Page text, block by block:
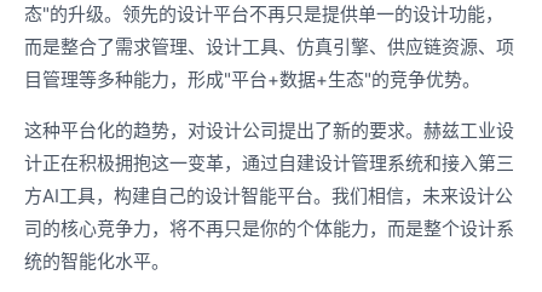
态"的升级。领先的设计平台不再只是提供单一的设计功能，
而是整合了需求管理、设计工具、仿真引擎、供应链资源、项
目管理等多种能力，形成"平台+数据+生态"的竞争优势。
这种平台化的趋势，对设计公司提出了新的要求。赫兹工业设
计正在积极拥抱这一变革，通过自建设计管理系统和接入第三
方AI工具，构建自己的设计智能平台。我们相信，未来设计公
司的核心竞争力，将不再只是你的个体能力，而是整个设计系
统的智能化水平。